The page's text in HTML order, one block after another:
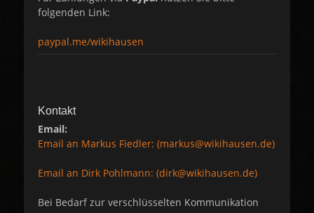
folgenden Link:
paypal.me/wikihausen
Kontakt
Email:
Email an Markus Fiedler: (markus@wikihausen.de)
Email an Dirk Pohlmann: (dirk@wikihausen.de)
Bei Bedarf zur verschlüsselten Kommunikation